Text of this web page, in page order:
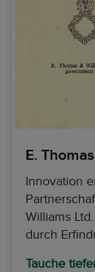
E.
Innovation
Williams
durch
Tauche